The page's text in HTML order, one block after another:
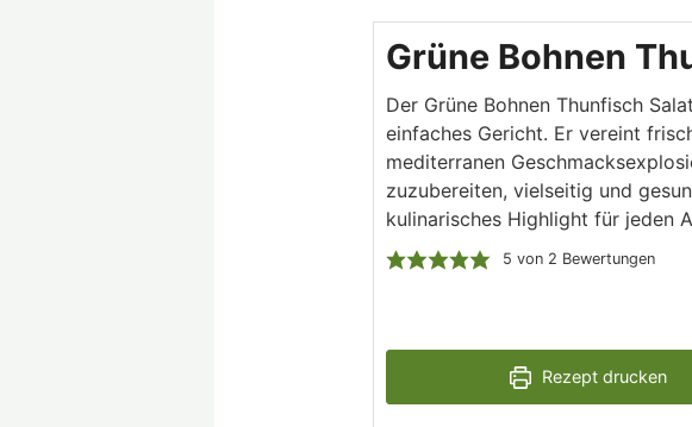
Grüne Bohnen
Der Grüne Bohnen Thunfisch
einfaches Gericht. Er vereint
mediterranen
zuzubereiten, vielseitig und
kulinarisches Highlight für jeden
5 von 2 Bewertungen
Rezept drucken